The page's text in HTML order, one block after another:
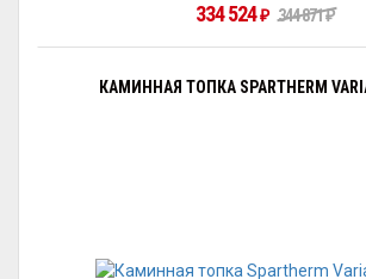
334 524₽ 344 871₽
КАМИННАЯ ТОПКА SPARTHERM